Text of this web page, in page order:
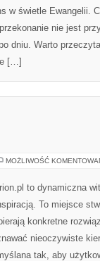
w świetle Ewangelii.
nie jest
dniu. Warto
[…]
MOŻLIWOŚĆ
to dynamiczna
To miejsce
konkretne
nieoczywiste
tak, aby